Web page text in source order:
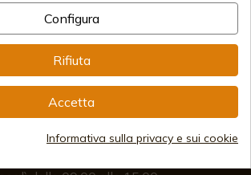
hispania.com
Configura
Rifiuta
Accetta
Informativa sulla privacy e sui cookie